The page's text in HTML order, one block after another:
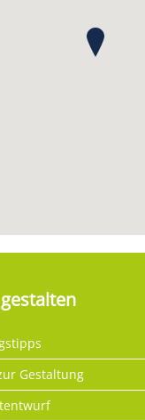
Gestaltung